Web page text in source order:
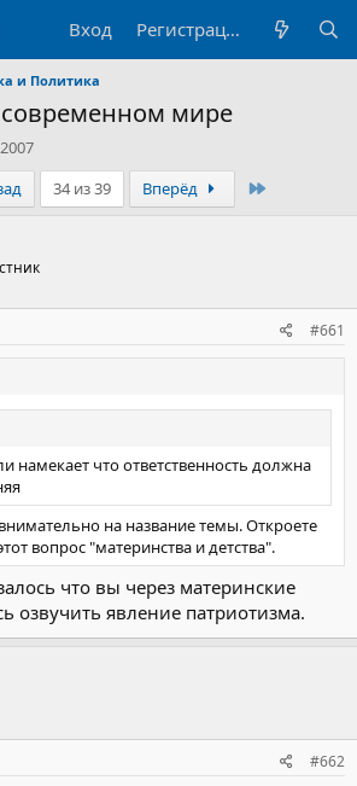
Вход Регистрация
и Политика
мире
34 из 39 Вперёд
#661
намекает что ответственность должна
на название темы. Откроете
вопрос "материнства и детства".
что вы через материнские
озвучить явление патриотизма.
#662